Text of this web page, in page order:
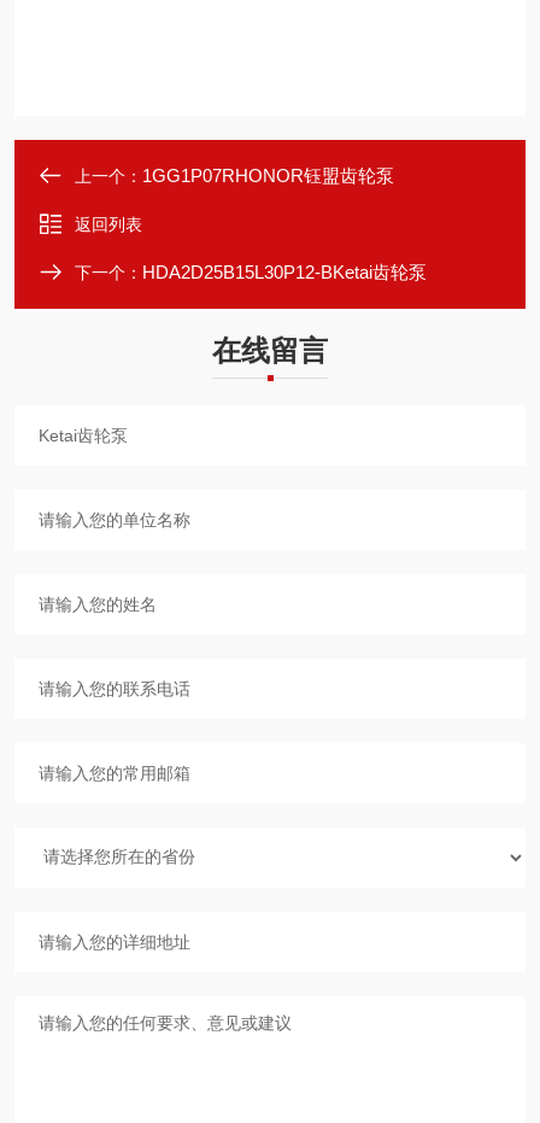
上一个： 1GG1P07RHONOR钰盟齿轮泵
返回列表
下一个： HDA2D25B15L30P12-BKetai齿轮泵
在线留言